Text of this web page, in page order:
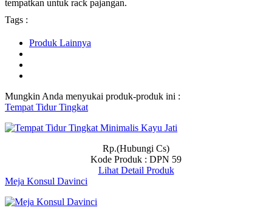
tempatkan untuk rack pajangan.
Tags :
Produk Lainnya
Mungkin Anda menyukai produk-produk ini :
Tempat Tidur Tingkat
Rp.(Hubungi Cs)
Kode Produk : DPN 59
Lihat Detail Produk
Meja Konsul Davinci